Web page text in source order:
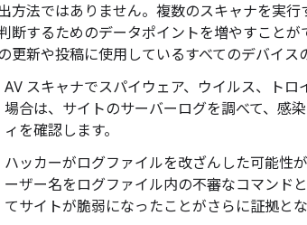
方法ではありません。複数のスキャナを実
断するためのデータポイントを増やすこと
更新や投稿に使用しているすべてのデバイス
AV スキャナでスパイウェア、ウイルス、ト
場合は、サイトのサーバーログを調べて、感
ィを確認します。
ハッカーがログファイルを改ざんした可能性
ーザー名をログファイル内の不審なコマンド
てサイトが脆弱になったことがさらに証拠とな